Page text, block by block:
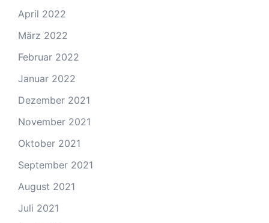
April 2022
März 2022
Februar 2022
Januar 2022
Dezember 2021
November 2021
Oktober 2021
September 2021
August 2021
Juli 2021